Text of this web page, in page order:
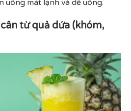
uống mát lạnh và dễ uống.
từ quả dứa (khóm,